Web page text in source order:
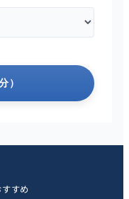
）
すめ